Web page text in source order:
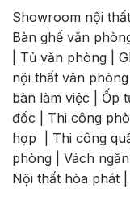
Showroom nội
Bàn ghế văn
Tủ văn phòng
nội thất văn phòng
bàn làm việc
Ốp
đốc
Thi công
họp
Thi công
phòng
Vách
Nội thất hòa phát